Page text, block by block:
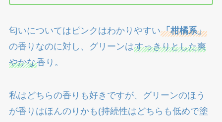
匂いについてはピンクはわかりやすい「柑橘系」
の香りなのに対し、グリーンはすっきりとした爽
やかな香り。
私はどちらの香りも好きですが、グリーンのほう
が香りはほんのりかも(持続性はどちらも低めで塗